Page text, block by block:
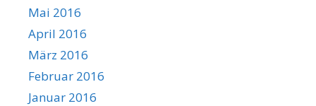
Mai 2016
April 2016
März 2016
Februar 2016
Januar 2016